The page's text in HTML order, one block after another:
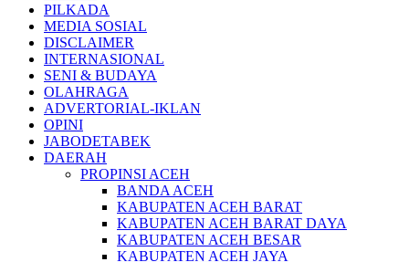
PILKADA
MEDIA SOSIAL
DISCLAIMER
INTERNASIONAL
SENI & BUDAYA
OLAHRAGA
ADVERTORIAL-IKLAN
OPINI
JABODETABEK
DAERAH
PROPINSI ACEH
BANDA ACEH
KABUPATEN ACEH BARAT
KABUPATEN ACEH BARAT DAYA
KABUPATEN ACEH BESAR
KABUPATEN ACEH JAYA